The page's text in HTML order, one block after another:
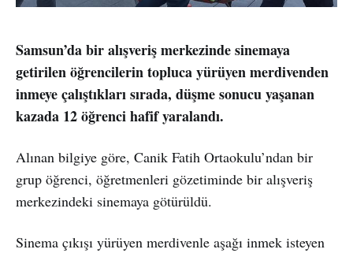
Samsun’da bir alışveriş merkezinde sinemaya
getirilen öğrencilerin topluca yürüyen merdivenden
inmeye çalıştıkları sırada, düşme sonucu yaşanan
kazada 12 öğrenci hafif yaralandı.
Alınan bilgiye göre, Canik Fatih Ortaokulu’ndan bir
grup öğrenci, öğretmenleri gözetiminde bir alışveriş
merkezindeki sinemaya götürüldü.
Sinema çıkışı yürüyen merdivenle aşağı inmek isteyen